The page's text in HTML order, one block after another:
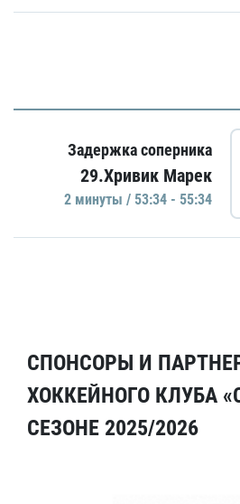
Задержка соперника
29.Хривик Марек
2 минуты / 53:34 - 55:34
СПОНСОРЫ И
ХОККЕЙНОГО КЛУБА
СЕЗОНЕ 2025/2026